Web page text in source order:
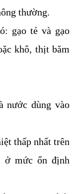
thường.
gạo tẻ và gạo
khô, thịt băm
nước dùng vào
thấp nhất trên
ở mức ổn định